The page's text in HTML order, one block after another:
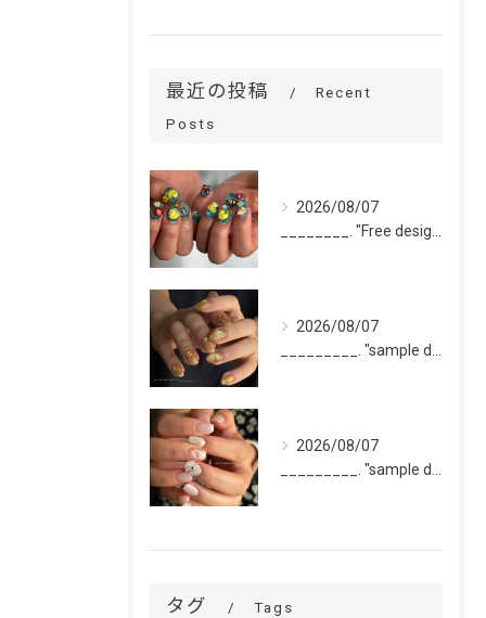
最近の投稿
Recent
Posts
2026/08/07
2026/08/07
2026/08/07
タグ Tags